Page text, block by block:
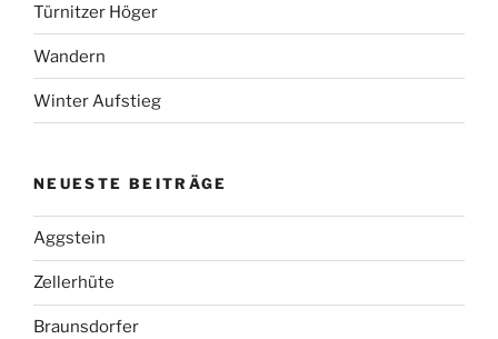
Türnitzer Höger
Wandern
Winter Aufstieg
NEUESTE BEITRÄGE
Aggstein
Zellerhüte
Braunsdorfer